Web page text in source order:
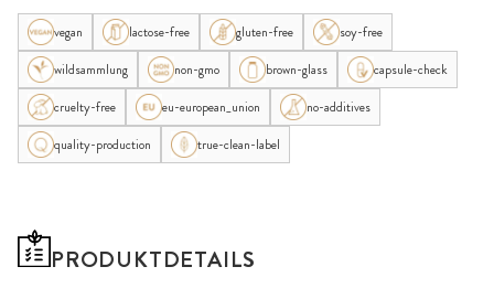
vegan lactose-free gluten-free
soy-free
wildsammlung
non-gmo brown-glass
capsule-check
cruelty-free
eu-european_union
no-additives
quality-production
true-clean-label
PRODUKTDETAILS